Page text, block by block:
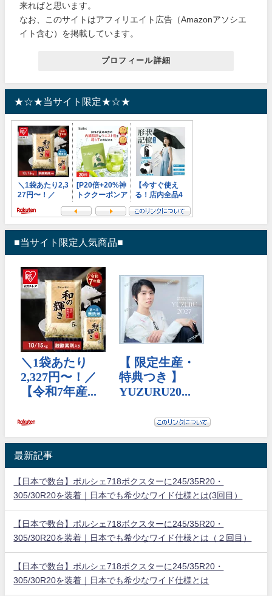
来ればと思います。
なお、このサイトはアフィリエイト広告（Amazonアソシエ
イト含む）を掲載しています。
プロフィール詳細
★☆★当サイト限定★☆★
■当サイト限定人気商品■
最新記事
【日本で数台】ポルシェ718ボクスターに245/35R20・
305/30R20を装着｜日本でも希少なワイド仕様とは(3回目）
【日本で数台】ポルシェ718ボクスターに245/35R20・
305/30R20を装着｜日本でも希少なワイド仕様とは（２回目）
【日本で数台】ポルシェ718ボクスターに245/35R20・
305/30R20を装着｜日本でも希少なワイド仕様とは